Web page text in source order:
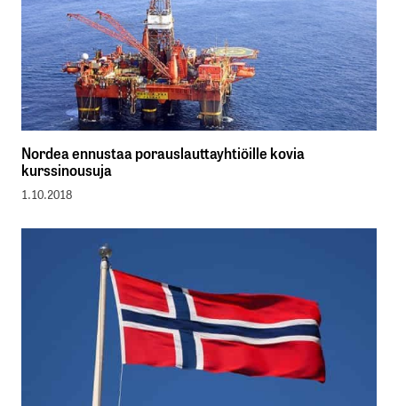
Nordea ennustaa porauslauttayhtiöille kovia
kurssinousuja
1.10.2018